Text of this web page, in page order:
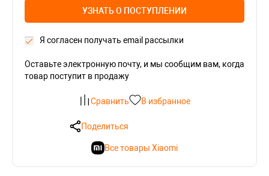
УЗНАТЬ О ПОСТУПЛЕНИИ
Я согласен получать email рассылки
Оставьте электронную почту, и мы сообщим вам, когда
товар поступит в продажу
Сравнить В избранное
Поделиться
Все товары Xiaomi